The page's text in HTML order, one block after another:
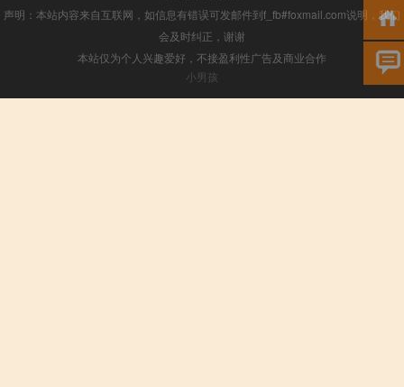
声明：本站内容来自互联网，如信息有错误可发邮件到f_fb#foxmail.com说明，我们
会及时纠正，谢谢
本站仅为个人兴趣爱好，不接盈利性广告及商业合作
小男孩